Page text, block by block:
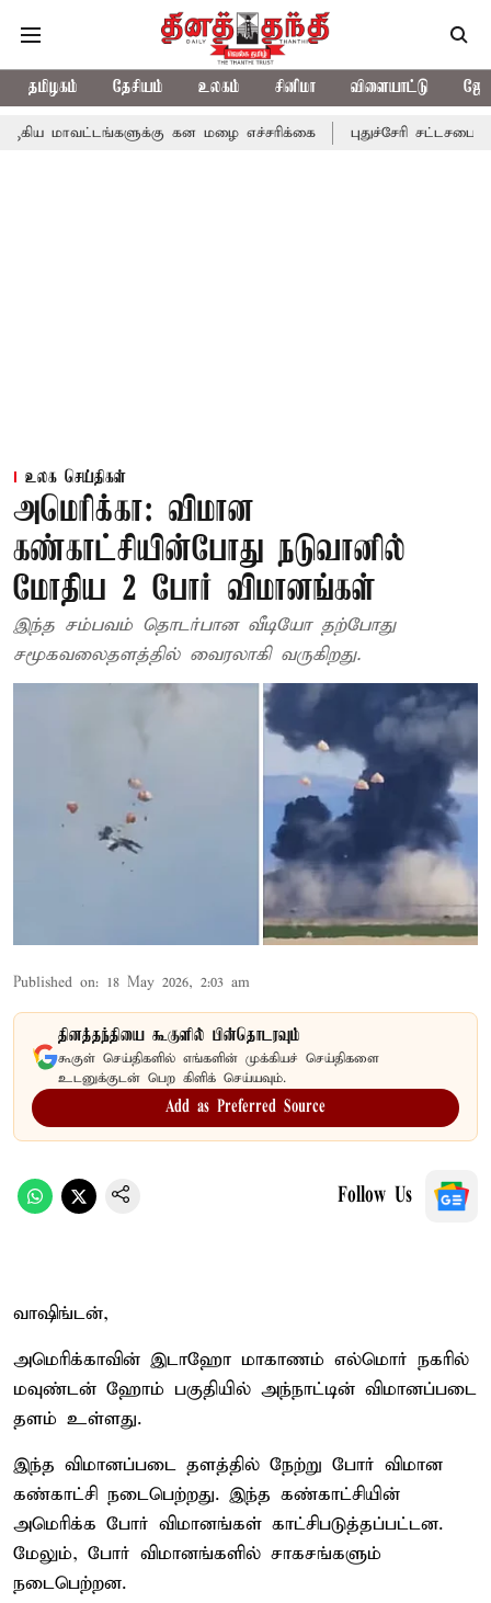
தமிழகம் தேசியம் உலகம் சினிமா விளையாட்டு
கன மழை எச்சரிக்கை புதுச்சேரி சட்டசபையில் வரும்
உலக செய்திகள்
அமெரிக்கா: விமான
கண்காட்சியின்போது நடுவானில்
மோதிய 2 போர் விமானங்கள்
இந்த சம்பவம் தொடர்பான வீடியோ தற்போது
சமூகவலைதளத்தில் வைரலாகி வருகிறது.
Published on: 18 May 2026, 2:03 am
தினத்தந்தியை கூகுளில் பின்தொடரவும்
கூகுள் செய்திகளில் எங்களின் முக்கியச் செய்திகளை
உடனுக்குடன் பெற கிளிக் செய்யவும்.
Add as Preferred Source
Follow Us
வாஷிங்டன்,
அமெரிக்காவின் இடாஹோ மாகாணம் எல்மொர் நகரில்
மவுண்டன் ஹோம் பகுதியில் அந்நாட்டின் விமானப்படை
தளம் உள்ளது.
இந்த விமானப்படை தளத்தில் நேற்று போர் விமான
கண்காட்சி நடைபெற்றது. இந்த கண்காட்சியின்
அமெரிக்க போர் விமானங்கள் காட்சிபடுத்தப்பட்டன.
மேலும், போர் விமானங்களில் சாகசங்களும்
நடைபெற்றன.